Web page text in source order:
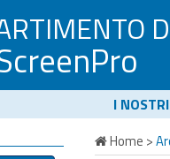
I
Home >